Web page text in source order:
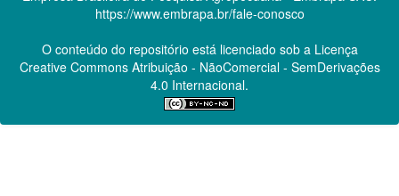
https://www.embrapa.br/fale-conosco
O conteúdo do repositório está licenciado sob a Licença
Creative CommonsAtribuição - NãoComercial - SemDerivações
4.0 Internacional.